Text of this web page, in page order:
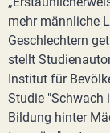
mehr männliche
Geschlechtern
stellt
Institut für
Studie "Schwach
Bildung hinter